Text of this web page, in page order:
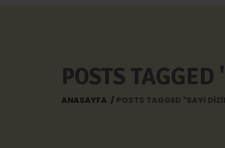
POSTS
ANASAYFA POSTS TAGGED "SAYI